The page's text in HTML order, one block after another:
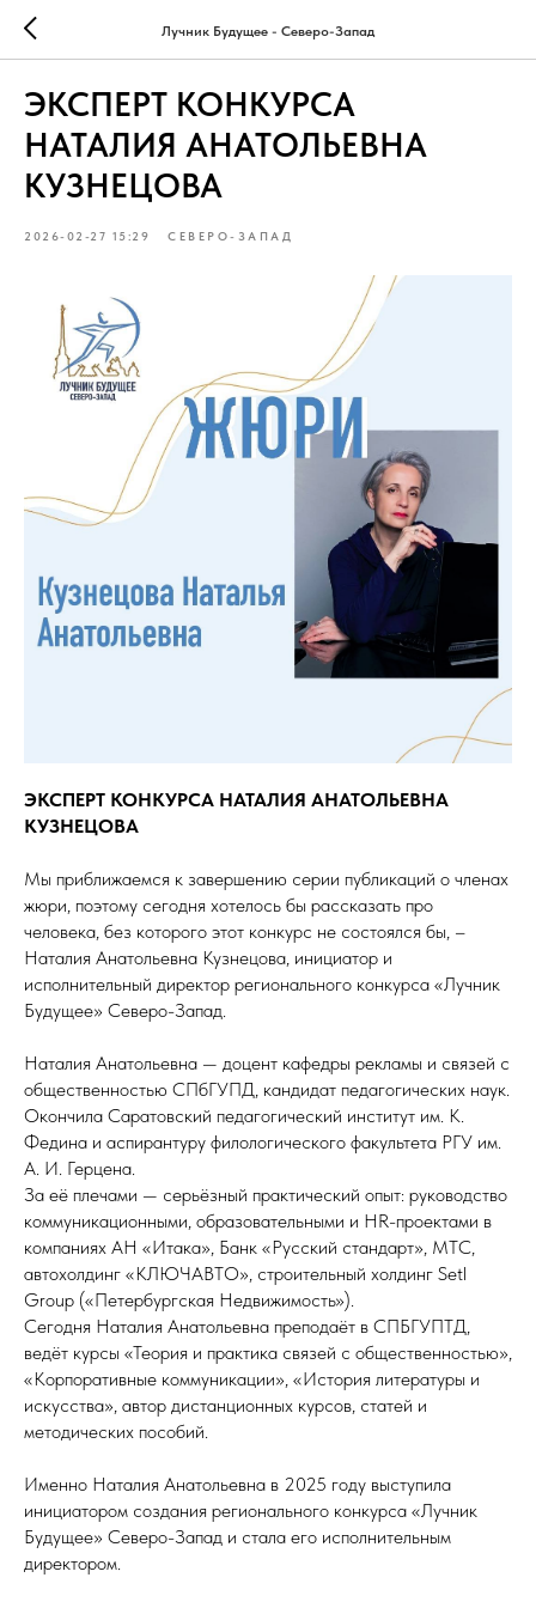
Лучник Будущее - Северо-Запад
ЭКСПЕРТ КОНКУРСА
НАТАЛИЯ АНАТОЛЬЕВНА
КУЗНЕЦОВА
2026-02-27 15:29 СЕВЕРО-ЗАПАД
ЭКСПЕРТ КОНКУРСА НАТАЛИЯ АНАТОЛЬЕВНА
КУЗНЕЦОВА
Мы приближаемся к завершению серии публикаций о членах
жюри, поэтому сегодня хотелось бы рассказать про
человека, без которого этот конкурс не состоялся бы, –
Наталия Анатольевна Кузнецова, инициатор и
исполнительный директор регионального конкурса «Лучник
Будущее» Северо-Запад.
Наталия Анатольевна — доцент кафедры рекламы и связей с
общественностью СПбГУПД, кандидат педагогических наук.
Окончила Саратовский педагогический институт им. К.
Федина и аспирантуру филологического факультета РГУ им.
А. И. Герцена.
За её плечами — серьёзный практический опыт: руководство
коммуникационными, образовательными и HR-проектами в
компаниях АН «Итака», Банк «Русский стандарт», МТС,
автохолдинг «КЛЮЧАВТО», строительный холдинг Setl
Group («Петербургская Недвижимость»).
Сегодня Наталия Анатольевна преподаёт в СПБГУПТД,
ведёт курсы «Теория и практика связей с общественностью»,
«Корпоративные коммуникации», «История литературы и
искусства», автор дистанционных курсов, статей и
методических пособий.
Именно Наталия Анатольевна в 2025 году выступила
инициатором создания регионального конкурса «Лучник
Будущее» Северо-Запад и стала его исполнительным
директором.